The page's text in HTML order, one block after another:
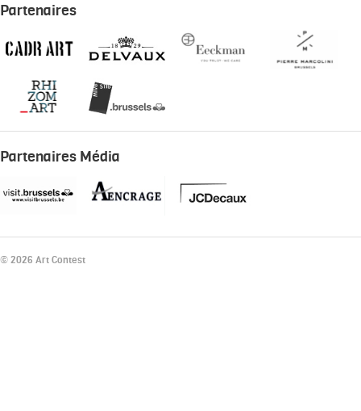
Partenaires
Partenaires Média
© 2026 Art Contest